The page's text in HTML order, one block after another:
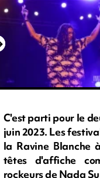
C'est parti pour le
juin 2023. Les
la Ravine Blanche
têtes d'affiche
rockeurs de Nada